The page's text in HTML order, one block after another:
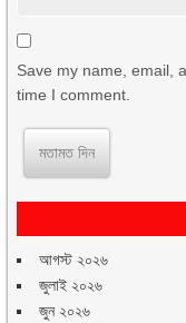
Save my name, email,
time I comment.
আগস্ট ২০২৬
জুলাই ২০২৬
জুন ২০২৬